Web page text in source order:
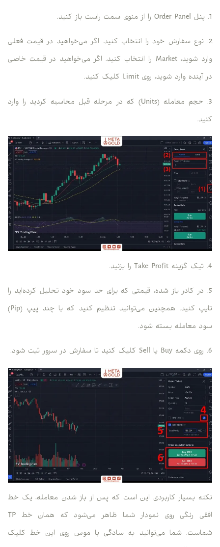
1. پنل Order Panel را از منوی سمت راست باز کنید.
2. نوع سفارش خود را انتخاب کنید. اگر می‌خواهید در قیمت فعلی
وارد شوید، Market را انتخاب کنید. اگر می‌خواهید در قیمت خاصی
در آینده وارد شوید، روی Limit کلیک کنید.
3. حجم معامله (Units) که در مرحله قبل محاسبه کردید را وارد
کنید.
4. تیک گزینه Take Profit را بزنید.
5. در کادر باز شده، قیمتی که برای حد سود خود تحلیل کرده‌اید را
تایپ کنید. همچنین می‌توانید تنظیم کنید که با چند پیپ (Pip)
سود معامله بسته شود.
6. روی دکمه Buy یا Sell کلیک کنید تا سفارش در سرور ثبت شود.
نکته بسیار کاربردی این است که پس از باز شدن معامله، یک خط
افقی رنگی روی نمودار شما ظاهر می‌شود که همان خط TP
شماست. شما می‌توانید به سادگی با موس روی این خط کلیک